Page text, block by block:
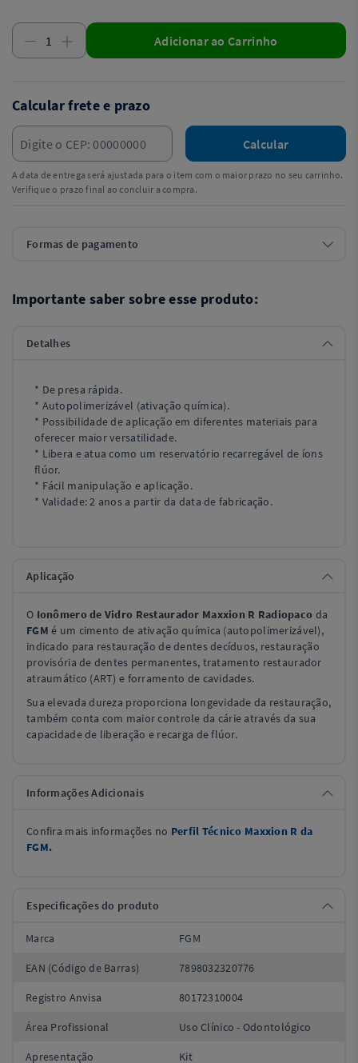
Adicionar ao Carrinho
Calcular frete e prazo
Calcular
A data de entrega será ajustada para o item com o maior prazo no seu carrinho.
Verifique o prazo final ao concluir a compra.
Formas de pagamento
Importante saber sobre esse produto:
Detalhes
* De presa rápida.
* Autopolimerizável (ativação química).
* Possibilidade de aplicação em diferentes materiais para
oferecer maior versatilidade.
* Libera e atua como um reservatório recarregável de íons
flúor.
* Fácil manipulação e aplicação.
* Validade: 2 anos a partir da data de fabricação.
Aplicação
O Ionômero de Vidro Restaurador Maxxion R Radiopaco da
FGM é um cimento de ativação química (autopolimerizável),
indicado para restauração de dentes decíduos, restauração
provisória de dentes permanentes, tratamento restaurador
atraumático (ART) e forramento de cavidades.
Sua elevada dureza proporciona longevidade da restauração,
também conta com maior controle da cárie através da sua
capacidade de liberação e recarga de flúor.
Informações Adicionais
Confira mais informações no Perfil Técnico Maxxion R da
FGM.
Especificações do produto
Marca FGM
EAN (Código de Barras) 7898032320776
Registro Anvisa 80172310004
Área Profissional Uso Clínico - Odontológico
Apresentação Kit